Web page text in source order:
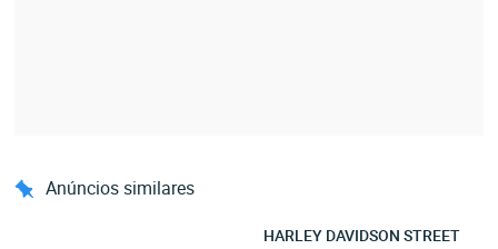
Anúncios similares
HARLEY DAVIDSON STREET